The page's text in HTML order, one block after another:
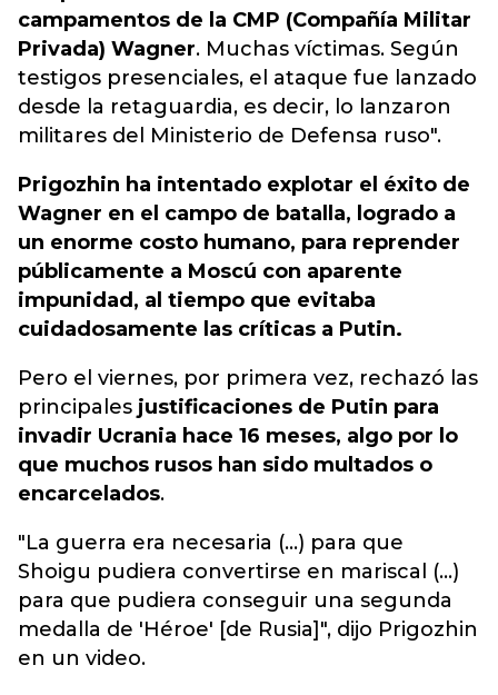
campamentos de la CMP (Compañía Militar
Privada) Wagner. Muchas víctimas. Según
testigos presenciales, el ataque fue lanzado
desde la retaguardia, es decir, lo lanzaron
militares del Ministerio de Defensa ruso".
Prigozhin ha intentado explotar el éxito de
Wagner en el campo de batalla, logrado a
un enorme costo humano, para reprender
públicamente a Moscú con aparente
impunidad, al tiempo que evitaba
cuidadosamente las críticas a Putin.
Pero el viernes, por primera vez, rechazó las
principales justificaciones de Putin para
invadir Ucrania hace 16 meses, algo por lo
que muchos rusos han sido multados o
encarcelados.
"La guerra era necesaria (...) para que
Shoigu pudiera convertirse en mariscal (...)
para que pudiera conseguir una segunda
medalla de 'Héroe' [de Rusia]", dijo Prigozhin
en un video.